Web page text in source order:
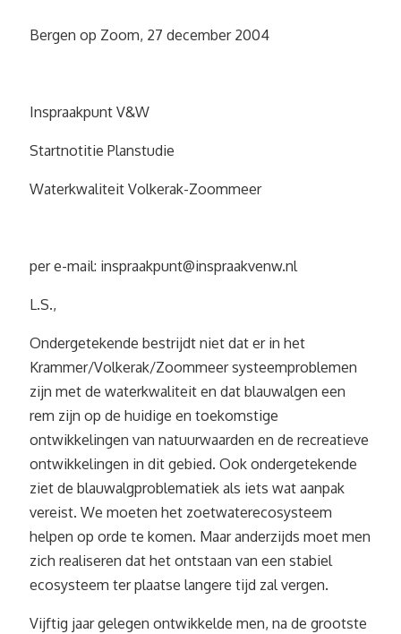
Bergen op Zoom, 27 december 2004
Inspraakpunt V&W
Startnotitie Planstudie
Waterkwaliteit Volkerak-Zoommeer
per e-mail: inspraakpunt@inspraakvenw.nl
L.S.,
Ondergetekende bestrijdt niet dat er in het
Krammer/Volkerak/Zoommeer systeemproblemen
zijn met de waterkwaliteit en dat blauwalgen een
rem zijn op de huidige en toekomstige
ontwikkelingen van natuurwaarden en de recreatieve
ontwikkelingen in dit gebied. Ook ondergetekende
ziet de blauwalgproblematiek als iets wat aanpak
vereist. We moeten het zoetwaterecosysteem
helpen op orde te komen. Maar anderzijds moet men
zich realiseren dat het ontstaan van een stabiel
ecosysteem ter plaatse langere tijd zal vergen.
Vijftig jaar gelegen ontwikkelde men, na de grootste